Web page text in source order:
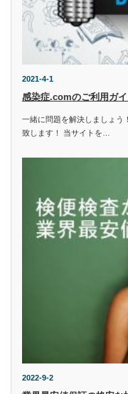
2021-4-1
感染症.comのご利用ガ
一緒に問題を解決しましょう
致します！ 当サイトを…
2022-9-2